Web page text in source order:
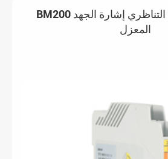
BM200 الجهد المدخلات التناظري إشارة الجهد
المعزل